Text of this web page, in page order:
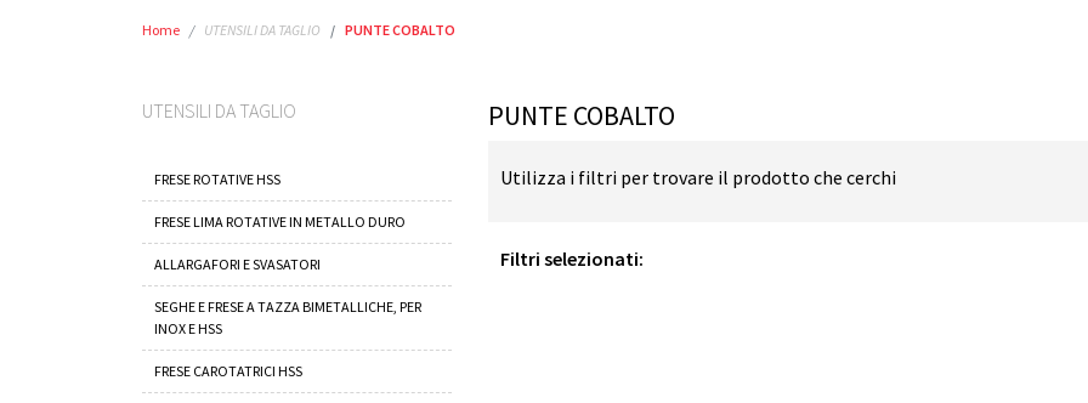
Home UTENSILI DA TAGLIO PUNTE COBALTO
PUNTE COBALTO
Utilizza i filtri per trovare il prodotto che cerchi
Filtri selezionati:
UTENSILI DA TAGLIO
FRESE ROTATIVE HSS
FRESE LIMA ROTATIVE IN METALLO DURO
ALLARGAFORI E SVASATORI
SEGHE E FRESE A TAZZA BIMETALLICHE, PER
INOX E HSS
FRESE CAROTATRICI HSS